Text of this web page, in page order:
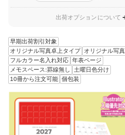
出荷オプションについて
早期出荷割引対象
オリジナル写真卓上タイプ
オリジナル写真
フルカラー名入れ対応 年表ページ
メモスペース:罫線無し
土曜日色分け
10冊から注文可能 個包装